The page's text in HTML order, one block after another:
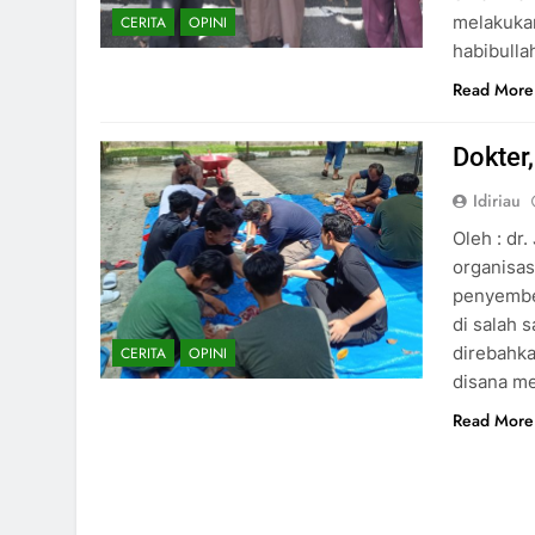
CERITA OPINI
Read More
CERITA OPINI
Idiriau
Oleh :
di salah
disana
Read More